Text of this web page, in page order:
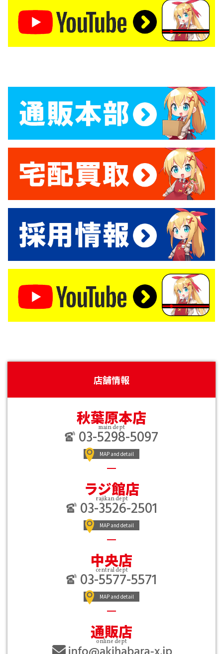
店舗情報
秋葉原本店
main dept
03-5298-5097
MAP and detail
ラジ館店
rajikan dept
03-3526-2501
MAP and detail
中央店
central dept
03-5577-5571
MAP and detail
通販店
online dept